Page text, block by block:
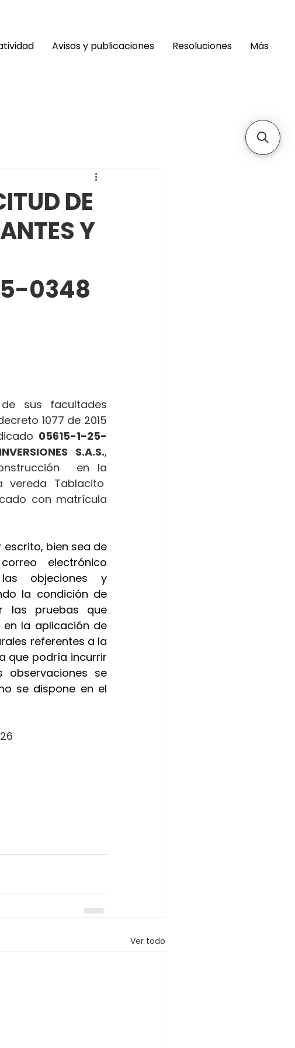
Avisos y publicaciones Resoluciones Más
DE
Y
0348
sus facultades
1077 de 2015
05615-1-25-
S.A.S.,
en la
Tablacito
con matrícula
escrito, bien sea de
objeciones y
la condición de
las pruebas que
la aplicación de
referentes a la
que podría incurrir
observaciones se
se dispone en el
Ver todo